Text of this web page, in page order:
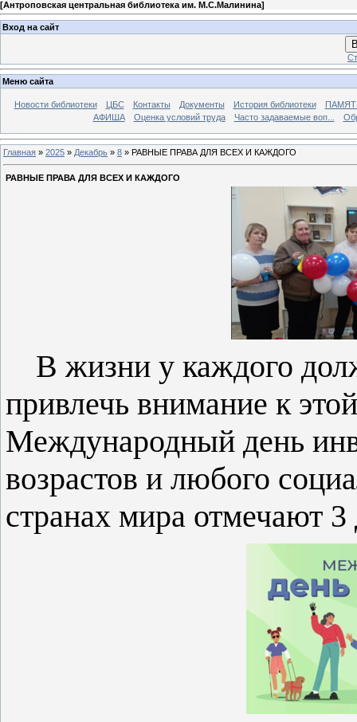
[Антроповская центральная библиотека им. М.С.Малинина]
Вход на сайт
Меню сайта
Новости библиотеки ЦБС Контакты Документы История библиотеки
АФИША
Оценка условий труда Часто задаваемые воп...
Главная » 2025 » Декабрь » 8 » РАВНЫЕ ПРАВА ДЛЯ ВСЕХ И КАЖДОГО
РАВНЫЕ ПРАВА ДЛЯ ВСЕХ И КАЖДОГО
В жизни у каждого
привлечь внимание к
Международный день
возрастов и любого
странах мира отмечают 3